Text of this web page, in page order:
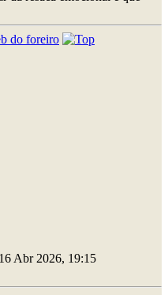
Abr 2026, 19:15